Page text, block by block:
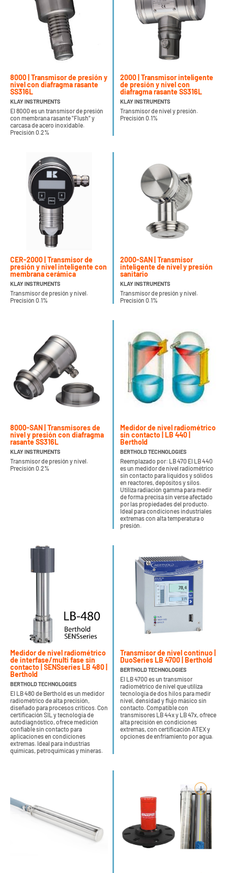
8000 | Transmisor de presión y
nivel con diafragma rasante
SS316L
KLAY INSTRUMENTS
El 8000 es un transmisor de presión
con membrana rasante "Flush" y
carcasa de acero inoxidable.
Precisión 0.2%
2000 | Transmisor inteligente
de presión y nivel con
diafragma rasante SS316L
KLAY INSTRUMENTS
Transmisor de nivel y presión.
Precisión 0.1%
CER-2000 | Transmisor de
presión y nivel inteligente con
membrana cerámica
KLAY INSTRUMENTS
Transmisor de presión y nivel.
Precisión 0.1%
2000-SAN | Transmisor
inteligente de nivel y presión
sanitario
KLAY INSTRUMENTS
Transmisor de presión y nivel.
Precisión 0.1%
8000-SAN | Transmisores de
nivel y presión con diafragma
rasante SS316L
KLAY INSTRUMENTS
Transmisor de presión y nivel.
Precisión 0.2%
Medidor de nivel radiométrico
sin contacto | LB 440 |
Berthold
BERTHOLD TECHNOLOGIES
Reemplazado por: LB 470 El LB 440
es un medidor de nivel radiométrico
sin contacto para líquidos y sólidos
en reactores, depósitos y silos.
Utiliza radiación gamma para medir
de forma precisa sin verse afectado
por las propiedades del producto.
Ideal para condiciones industriales
extremas con alta temperatura o
presión.
Medidor de nivel radiométrico
de interfase/multi fase sin
contacto | SENSseries LB 480 |
Berthold
BERTHOLD TECHNOLOGIES
El LB 480 de Berthold es un medidor
radiométrico de alta precisión,
diseñado para procesos críticos. Con
certificación SIL y tecnología de
autodiagnóstico, ofrece medición
confiable sin contacto para
aplicaciones en condiciones
extremas. Ideal para industrias
químicas, petroquímicas y mineras.
Transmisor de nivel continuo |
DuoSeries LB 4700 | Berthold
BERTHOLD TECHNOLOGIES
El LB 4700 es un transmisor
radiométrico de nivel que utiliza
tecnología de dos hilos para medir
nivel, densidad y flujo másico sin
contacto. Compatible con
transmisores LB 44x y LB 47x, ofrece
alta precisión en condiciones
extremas, con certificación ATEX y
opciones de enfriamiento por agua.